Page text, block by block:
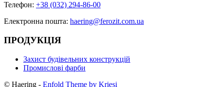
Телефон: +38 (032) 294-86-00
Електронна пошта: haering@ferozit.com.ua
ПРОДУКЦІЯ
Захист будівельних конструкцій
Промислові фарби
© Haering - Enfold Theme by Kriesi